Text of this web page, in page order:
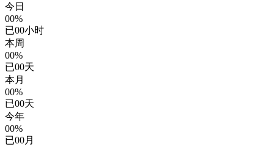
今日
00%
已00小时
本周
00%
已00天
本月
00%
已00天
今年
00%
已00月